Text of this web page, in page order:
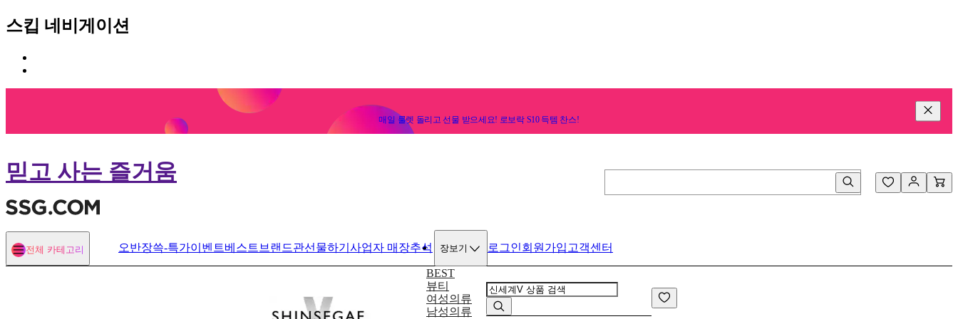
스킵 네비게이션
고
뉴
로
가
문
가
매일 룰렛 돌리고 선물 받으세요! 로보락 S10 득템 찬스!
믿고 사는 즐거움
전체 카테고리 오반장쓱-특가이벤트베스트 브랜드관선물하기 사업자 매장추석 장보기 로그인회원가입 고객센터
BEST
뷰티
여성의류
남성의류